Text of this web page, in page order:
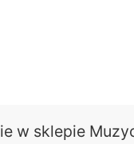
w sklepie